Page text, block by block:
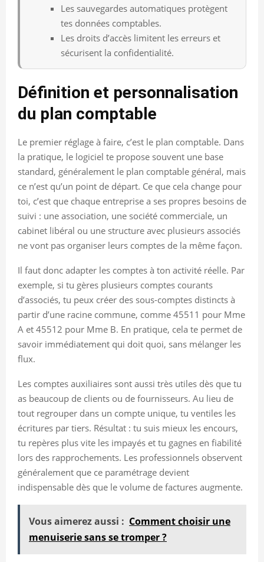
Les sauvegardes automatiques protègent
tes données comptables.
Les droits d’accès limitent les erreurs et
sécurisent la confidentialité.
Définition et personnalisation
du plan comptable
Le premier réglage à faire, c’est le plan comptable. Dans
la pratique, le logiciel te propose souvent une base
standard, généralement le plan comptable général, mais
ce n’est qu’un point de départ. Ce que cela change pour
toi, c’est que chaque entreprise a ses propres besoins de
suivi : une association, une société commerciale, un
cabinet libéral ou une structure avec plusieurs associés
ne vont pas organiser leurs comptes de la même façon.
Il faut donc adapter les comptes à ton activité réelle. Par
exemple, si tu gères plusieurs comptes courants
d’associés, tu peux créer des sous-comptes distincts à
partir d’une racine commune, comme 45511 pour Mme
A et 45512 pour Mme B. En pratique, cela te permet de
savoir immédiatement qui doit quoi, sans mélanger les
flux.
Les comptes auxiliaires sont aussi très utiles dès que tu
as beaucoup de clients ou de fournisseurs. Au lieu de
tout regrouper dans un compte unique, tu ventiles les
écritures par tiers. Résultat : tu suis mieux les encours,
tu repères plus vite les impayés et tu gagnes en fiabilité
lors des rapprochements. Les professionnels observent
généralement que ce paramétrage devient
indispensable dès que le volume de factures augmente.
Vous aimerez aussi : Comment choisir une
menuiserie sans se tromper ?